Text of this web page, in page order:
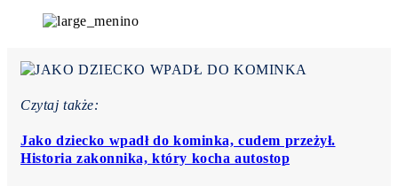
Czytaj także:
Jako dziecko wpadł do kominka, cudem przeżył.
Historia zakonnika, który kocha autostop